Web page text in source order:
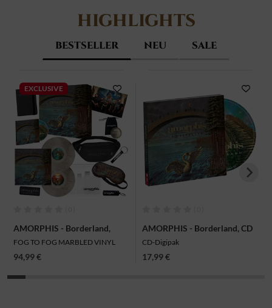
HIGHLIGHTS
BESTSELLER NEU SALE
EXCLUSIVE
AMORPHIS - Borderland,
Vinyl-Boxset
FOG TO FOG MARBLED VINYL
94,99 €
AMORPHIS - Borderland, CD
CD-Digipak
17,99 €